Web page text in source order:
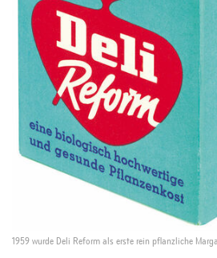
1959 wurde Deli Reform als erste rein pflanzliche